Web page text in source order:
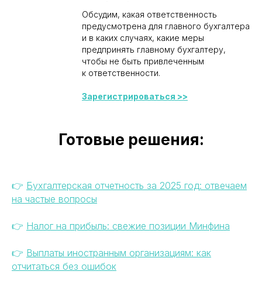
Обсудим, какая ответственность
предусмотрена для главного бухгалтера
и в каких случаях, какие меры
предпринять главному бухгалтеру,
чтобы не быть привлеченным
к ответственности.
Зарегистрироваться >>
Готовые решения:
👉 Бухгалтерская отчетность за 2025 год: отвечаем
на частые вопросы
👉 Налог на прибыль: свежие позиции Минфина
👉 Выплаты иностранным организациям: как
отчитаться без ошибок